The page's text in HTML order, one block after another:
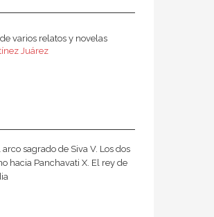
varios relatos y novelas
Juárez
sagrado de Siva V. Los dos
hacia Panchavati X. El rey de